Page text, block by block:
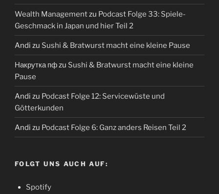
Wealth Managementzu Podcast Folge 33: Spiele-
Geschmack in Japan und hier Teil 2
Andi zu Sushi & Bratwurst macht eine kleine Pause
Накрутка пфzu Sushi & Bratwurst macht eine kleine
Pause
Andi zu Podcast Folge 12: Servicewüste und
Götterkunden
Andi zu Podcast Folge 6: Ganz anders Reisen Teil 2
FOLGT UNS AUCH AUF:
Spotify